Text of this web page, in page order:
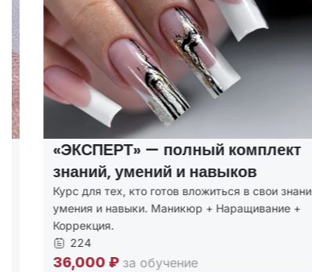
«ЭКСПЕРТ» — полный комплект
знаний, умений и навыков
Курс для тех, кто готов вложиться в свои знания
умения и навыки. Маникюр + Наращивание +
Коррекция.
224
36,000 ₽ за обучение